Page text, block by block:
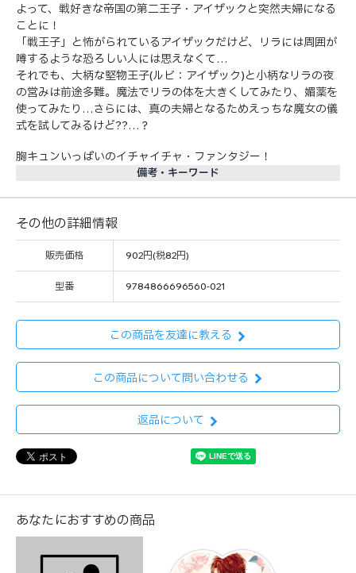
よって、戦好きな帝国の第二王子・アイザックと突然夫婦になる
ことに！
「戦王子」と怖がられているアイザックだけど、リラには周囲が
噂するような恐ろしい人には思えなくて…
それでも、大柄な堅物王子(ルビ：アイザック)と小柄なリラの夜
の営みは前途多難。魔法でリラの体を大きくしてみたり、媚薬を
使ってみたり…さらには、真の夫婦となるためえっちな魔女の儀
式を試してみるけど??…？
胸キュンいっぱいのイチャイチャ・ファンタジー！
備考・キーワード
その他の詳細情報
販売価格 902円(税82円)
型番 9784866696560-021
この商品を友達に教える
この商品について問い合わせる
返品について
あなたにおすすめの商品